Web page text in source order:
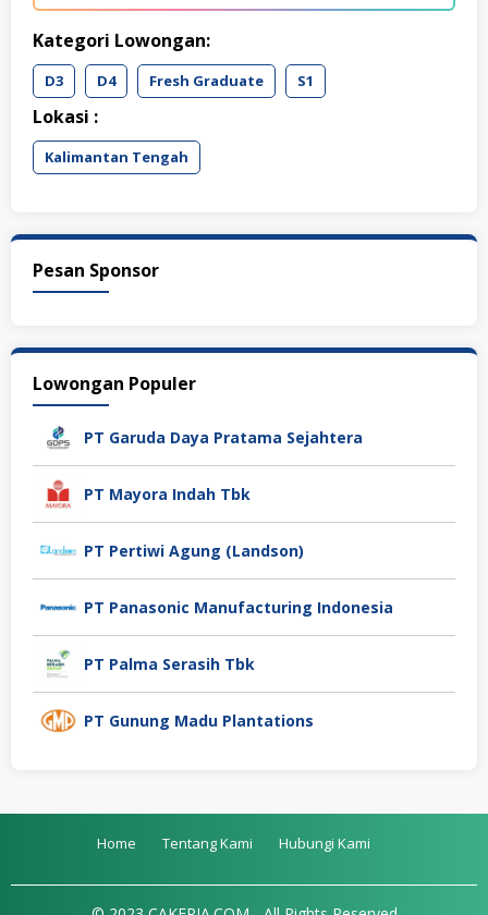
Kategori Lowongan:
D3 D4 Fresh Graduate S1
Lokasi :
Kalimantan Tengah
Pesan Sponsor
Lowongan Populer
PT Garuda Daya Pratama Sejahtera
PT Mayora Indah Tbk
PT Pertiwi Agung (Landson)
PT Panasonic Manufacturing Indonesia
PT Palma Serasih Tbk
PT Gunung Madu Plantations
Home Tentang Kami Hubungi Kami